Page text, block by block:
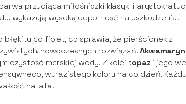
przyciąga miłośniczki klasyki i
wykazują wysoką odporność na uszkodzenia.
błękitu po fiolet, co sprawia, że pierścionek z
nowoczesnych rozwiązań.Akwamaryn
czystość morskiej wody. Z kolei topaz i jego
wyrazistego koloru na co dzień.
na lata.